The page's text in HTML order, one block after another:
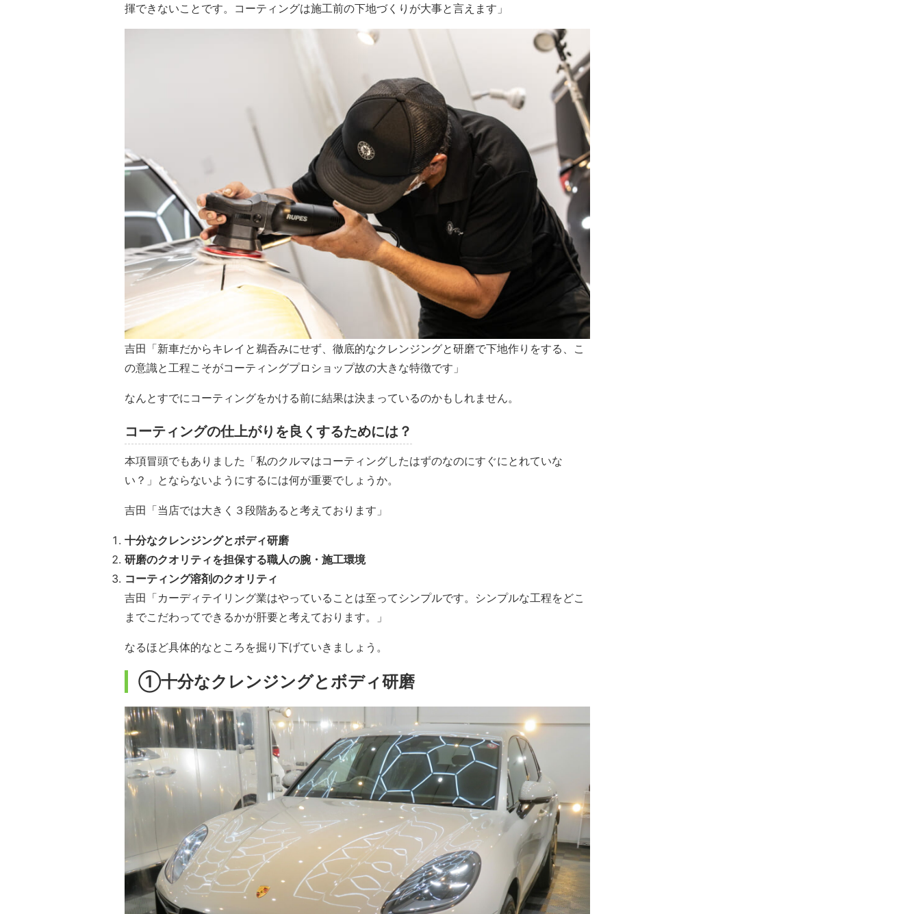
揮できないことです。コーティングは施工前の下地づくりが大事と言えます」
吉田「新車だからキレイと鵜呑みにせず、徹底的なクレンジングと研磨で下地作りをする、こ
の意識と工程こそがコーティングプロショップ故の大きな特徴です」
なんとすでにコーティングをかける前に結果は決まっているのかもしれません。
コーティングの仕上がりを良くするためには？
本項冒頭でもありました「私のクルマはコーティングしたはずのなのにすぐにとれていな
い？」とならないようにするには何が重要でしょうか。
吉田「当店では大きく３段階あると考えております」
十分なクレンジングとボディ研磨
研磨のクオリティを担保する職人の腕・施工環境
コーティング溶剤のクオリティ
吉田「カーディテイリング業はやっていることは至ってシンプルです。シンプルな工程をどこ
までこだわってできるかが肝要と考えております。」
なるほど具体的なところを掘り下げていきましょう。
①十分なクレンジングとボディ研磨